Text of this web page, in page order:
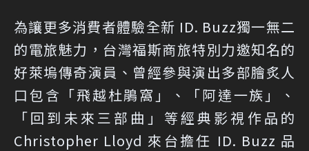
為讓更多消費者體驗全新 ID. Buzz獨一無二
的電旅魅力，台灣福斯商旅特別力邀知名的
好萊塢傳奇演員、曾經參與演出多部膾炙人
口包含「飛越杜鵑窩」、「阿達一族」、
「回到未來三部曲」等經典影視作品的
Christopher Lloyd 來台擔任 ID. Buzz 品